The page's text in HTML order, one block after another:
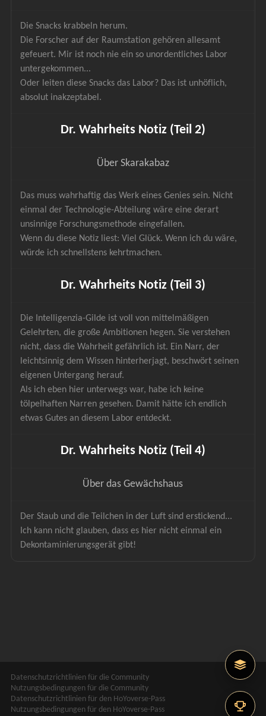
Die Snacks krabbeln herum.
Die Forscher auf der Raumstation gehören allesamt
gefeuert. Mir ist noch nie ein so unordentliches Labor
untergekommen...
Oder leiten diese Snacks das Labor? Das ist unhöflich,
absolut inakzeptabel.
Dr. Wahrheits Notiz (Teil 2)
Über Skarakabaz
Das muss wahrhaftig das Werk eines Genies sein. Nicht
einmal der Technologie-Abteilung wäre eine derart
unsinnige Forschungsmethode eingefallen.
Wenn du diese Notiz liest: Viel Glück. Wenn ich du wäre,
würde ich schnellstens kehrtmachen.
Dr. Wahrheits Notiz (Teil 3)
Die Intelligenzia-Gilde ist voll von mittelmäßigen
Gelehrten, die große Ambitionen hegen. Sie verstehen
nicht, dass die Wahrheit gefährlich ist. Ein Narr, der
leichtsinnig dem Wissen hinterherjagt, beschwört seinen
eigenen Untergang herauf.
Als ich eben hier unterwegs war, habe ich keine
tölpelhaften Narren gesehen. Damit hätte ich endlich
etwas Gutes an diesem Labor entdeckt.
Dr. Wahrheits Notiz (Teil 4)
Über das Gewächshaus
Der Staub und die Teilchen in der Luft sind erstickend...
Ich kann nicht glauben, dass es hier nicht einmal ein
Dekontaminierungsgerät gibt!
Datenschutzrichtlinien für die Community
Nutzungsbedingungen für die Community
Datenschutzrichtlinien für den HoYoverse-Pass
Nutzungsbedingungen für den HoYoverse-Pass